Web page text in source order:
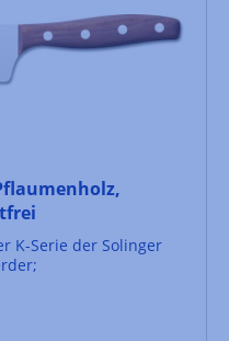
K-Serie der Solinger